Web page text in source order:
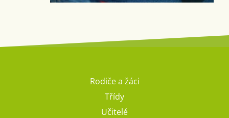
Rodiče a žáci
Třídy
Učitelé